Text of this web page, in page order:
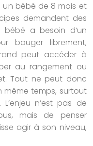
bébé de 8 mois et
demandent des
bébé a besoin d’un
bouger librement,
peut accéder à
au rangement ou
Tout ne peut donc
même temps, surtout
n’est pas de
mais de penser
agir à son niveau,